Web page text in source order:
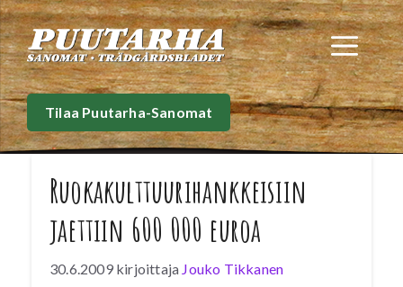
Siirry
sisältöön
Tilaa Puutarha-Sanomat
Ruokakulttuurihankkeisiin
jaettiin 600 000 euroa
30.6.2009 kirjoittaja Jouko Tikkanen